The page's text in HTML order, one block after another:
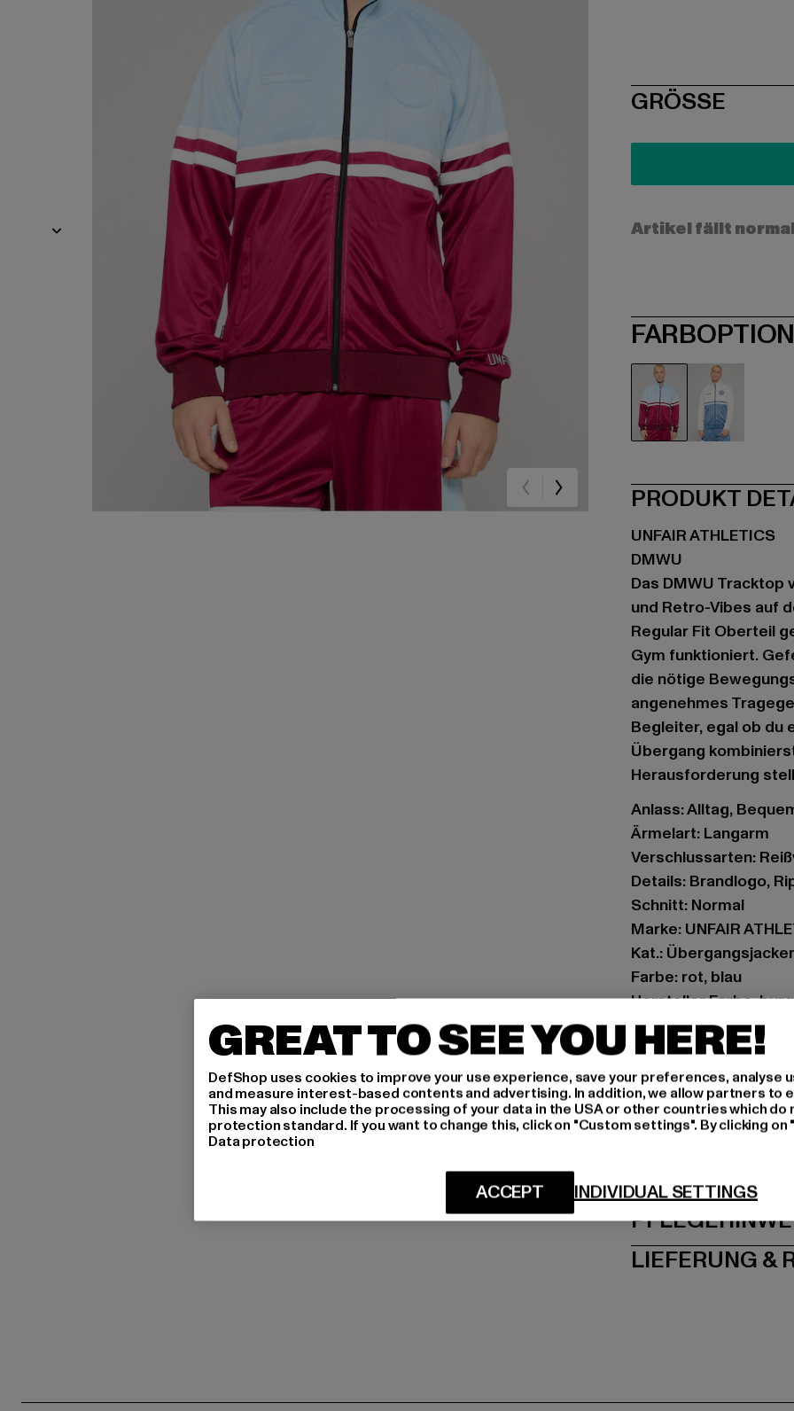
SIZE
GRÖSSE
Artikel fällt
PRODUKT
UNFAIR ATHLETICS
DMWU
Das DMWU Tracktop
und Retro-Vibes auf
Regular Fit Oberteil
Gym funktioniert.
die nötige
angenehmes
Begleiter, egal ob du
Übergang
Herausforderung
Anlass: Alltag,
Ärmelart: Langarm
Verschlussarten:
Details: Brandlogo,
Schnitt: Normal
Marke: UNFAIR
Kat.:
Farbe: rot, blau
Hersteller Farbe:
Art.Nr: UNFR26-090-
Hersteller: UTEX
Tulbeckstraße 32 |
GRÖSSE
LIEFERUNG &
GREAT TO SEE YOU HERE!
DefShop uses cookies to improve your use experience, save your preferences, analyse
and measure interest-based contents and advertising. In addition, we allow partners to
This may also include the processing of your data in the USA or other countries which do
protection standard. If you want to change this, click on "Custom settings". By clicking
Data protection
INDIVIDUAL SETTINGS
ACCEPT